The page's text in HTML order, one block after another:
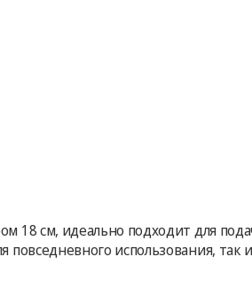
18 см, идеально подходит для
повседневного использования, так